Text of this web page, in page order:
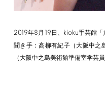
2019年8 月 19 日、 kioku手芸館「
聞き手：高柳有紀子（大阪中之
（大阪中之島美術館準備室学芸員